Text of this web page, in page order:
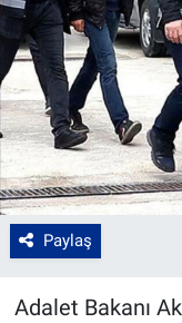
Paylaş
Adalet Bakanı